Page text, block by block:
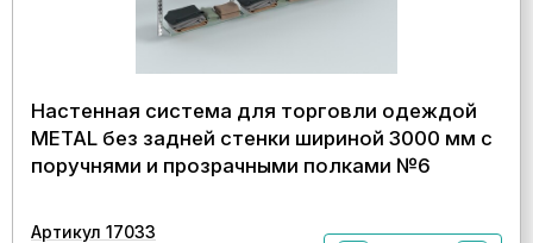
Настенная система для торговли одеждой
METAL без задней стенки шириной 3000 мм с
поручнями и прозрачными полками №6
Артикул 17033